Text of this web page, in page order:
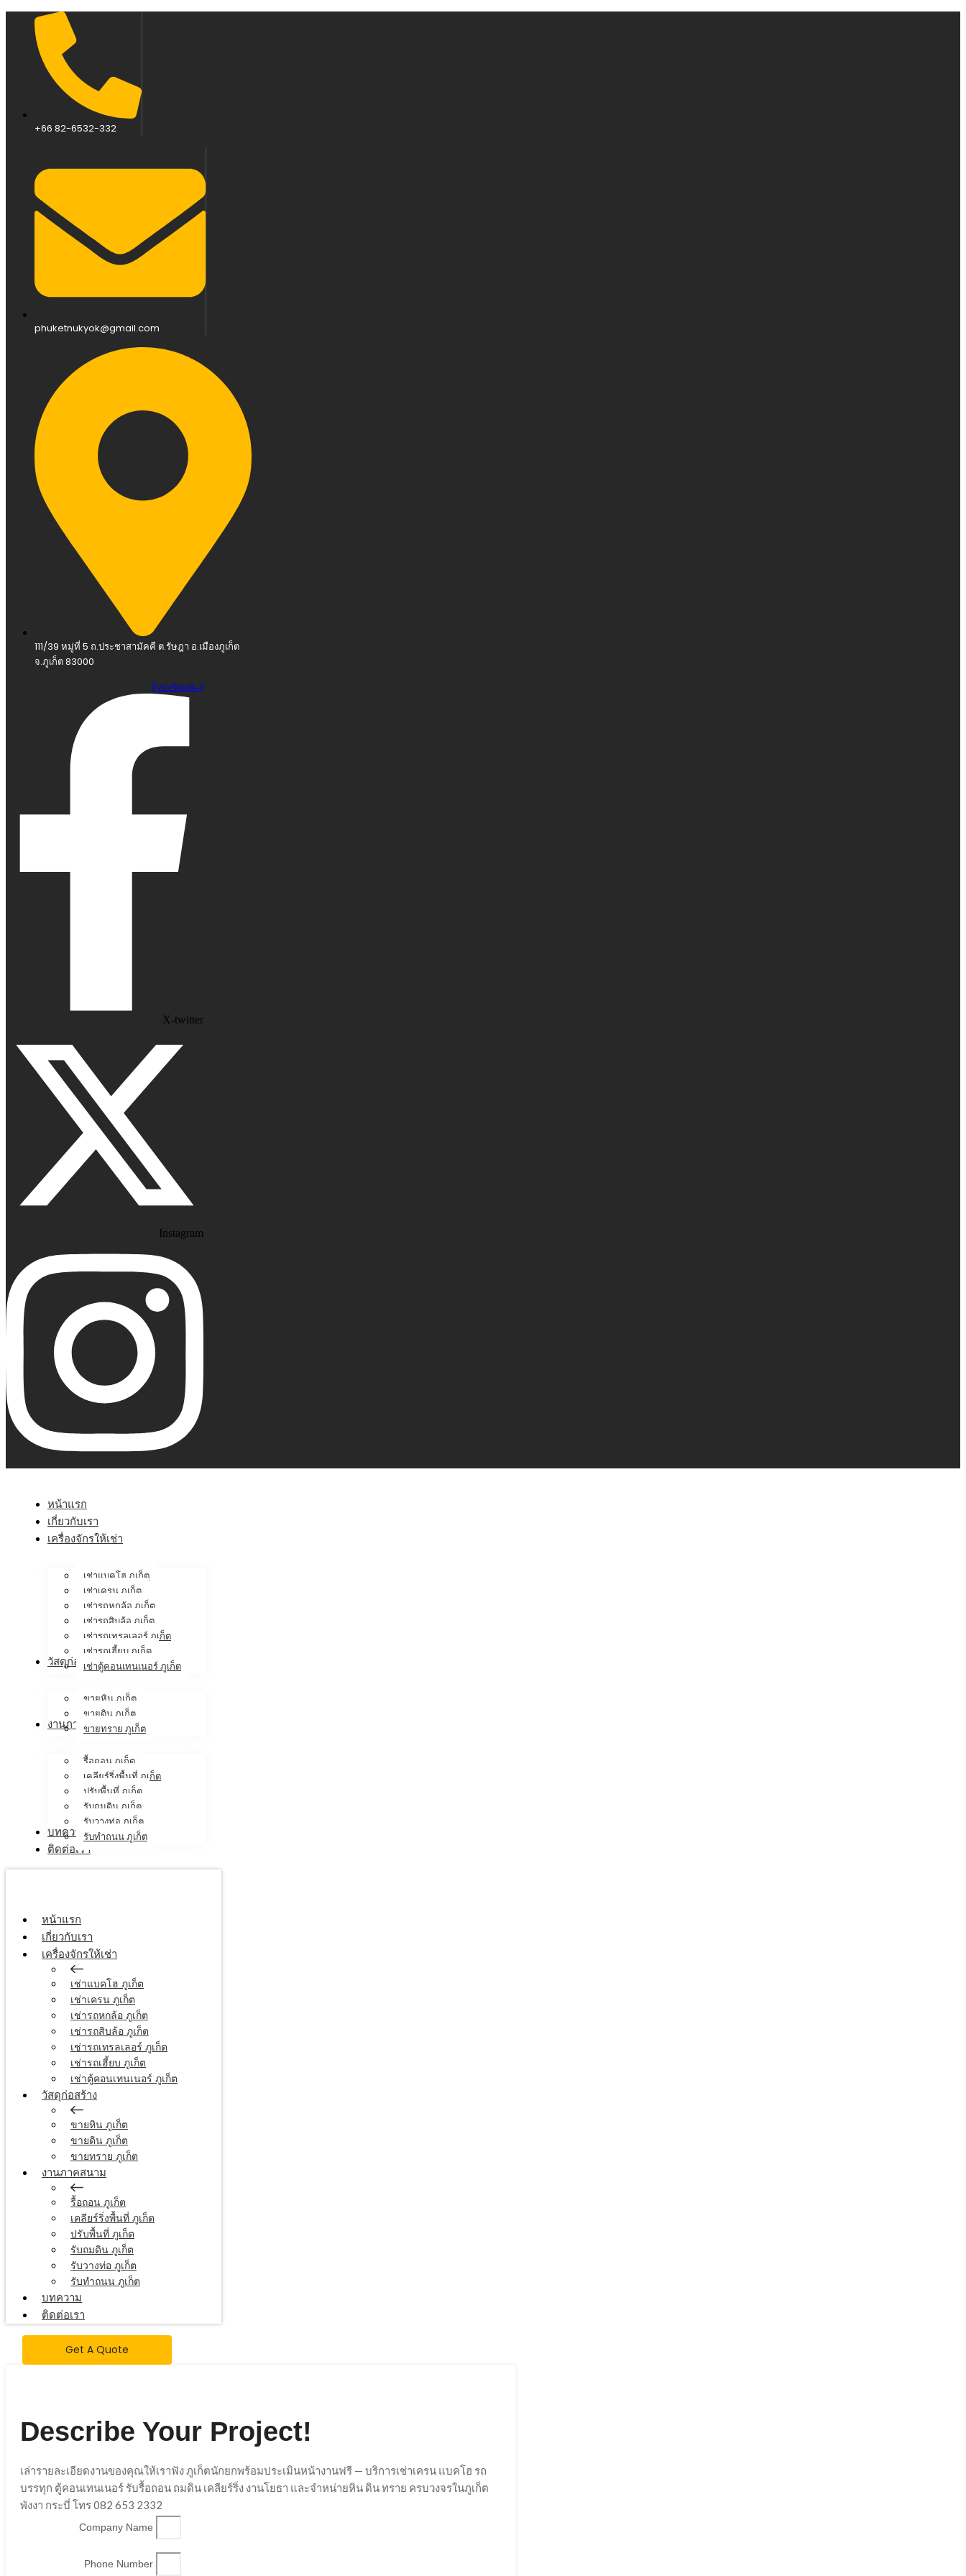
+66 82-6532-332
phuketnukyok@gmail.com
111/39 หมู่ที่ 5 ถ.ประชาสามัคคี ต.รัษฎา อ.เมืองภูเก็ต
จ.ภูเก็ต 83000
Facebook-f
X-twitter
Instagram
หน้าแรก
เกี่ยวกับเรา
เครื่องจักรให้เช่า
เช่าแบคโฮ ภูเก็ต
เช่าเครน ภูเก็ต
เช่ารถหกล้อ ภูเก็ต
เช่ารถสิบล้อ ภูเก็ต
เช่ารถเทรลเลอร์ ภูเก็ต
เช่ารถเฮี้ยบ ภูเก็ต
เช่าตู้คอนเทนเนอร์ ภูเก็ต
วัสดุก่อสร้าง
ขายหิน ภูเก็ต
ขายดิน ภูเก็ต
ขายทราย ภูเก็ต
งานภาคสนาม
รื้อถอน ภูเก็ต
เคลียร์ริ่งพื้นที่ ภูเก็ต
ปรับพื้นที่ ภูเก็ต
รับถมดิน ภูเก็ต
รับวางท่อ ภูเก็ต
รับทำถนน ภูเก็ต
บทความ
ติดต่อเรา
หน้าแรก
เกี่ยวกับเรา
เครื่องจักรให้เช่า
เช่าแบคโฮ ภูเก็ต
เช่าเครน ภูเก็ต
เช่ารถหกล้อ ภูเก็ต
เช่ารถสิบล้อ ภูเก็ต
เช่ารถเทรลเลอร์ ภูเก็ต
เช่ารถเฮี้ยบ ภูเก็ต
เช่าตู้คอนเทนเนอร์ ภูเก็ต
วัสดุก่อสร้าง
ขายหิน ภูเก็ต
ขายดิน ภูเก็ต
ขายทราย ภูเก็ต
งานภาคสนาม
รื้อถอน ภูเก็ต
เคลียร์ริ่งพื้นที่ ภูเก็ต
ปรับพื้นที่ ภูเก็ต
รับถมดิน ภูเก็ต
รับวางท่อ ภูเก็ต
รับทำถนน ภูเก็ต
บทความ
ติดต่อเรา
Get A Quote
Describe Your Project!
เล่ารายละเอียดงานของคุณให้เราฟัง ภูเก็ตนักยกพร้อมประเมินหน้างานฟรี — บริการเช่าเครน แบคโฮ รถ
บรรทุก ตู้คอนเทนเนอร์ รับรื้อถอน ถมดิน เคลียร์ริ่ง งานโยธา และจำหน่ายหิน ดิน ทราย ครบวงจรในภูเก็ต
พังงา กระบี่ โทร 082 653 2332
Company Name
Phone Number